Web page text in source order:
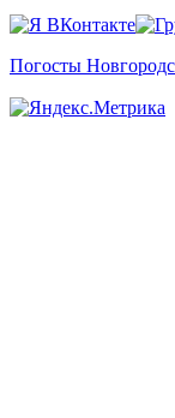
Погосты